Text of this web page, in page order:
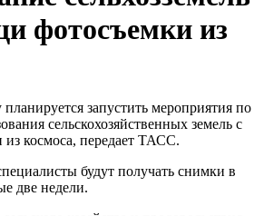
фотосъемки из
запустить мероприятия по
сельскохозяйственных земель с
космоса, передает ТАСС.
будут получать снимки в
две недели.